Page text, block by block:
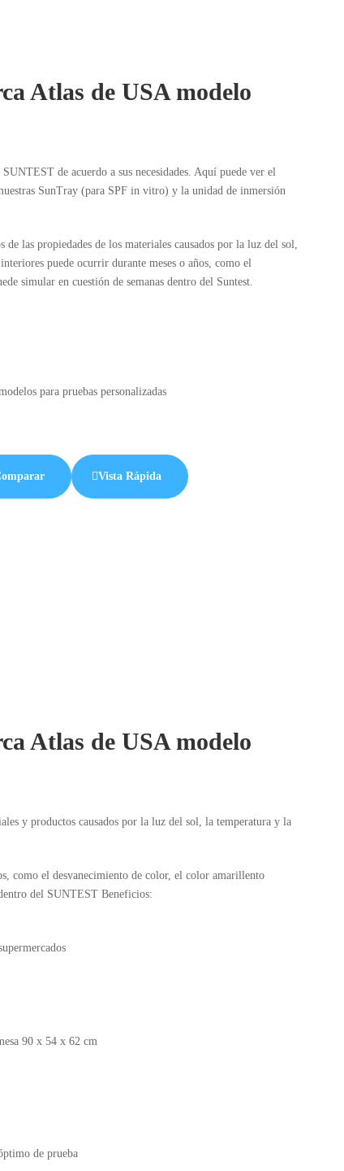
Atlas de USA modelo
de acuerdo a sus necesidades. Aquí puede ver el
SunTray (para SPF in vitro) y la unidad de inmersión
las propiedades de los materiales causados por la luz del sol,
puede ocurrir durante meses o años, como el
simular en cuestión de semanas dentro del Suntest.
para pruebas personalizadas
Vista Rápida
Atlas de USA modelo
y productos causados por la luz del sol, la temperatura y la
como el desvanecimiento de color, el color amarillento
del SUNTEST Beneficios:
90 x 54 x 62 cm
de prueba